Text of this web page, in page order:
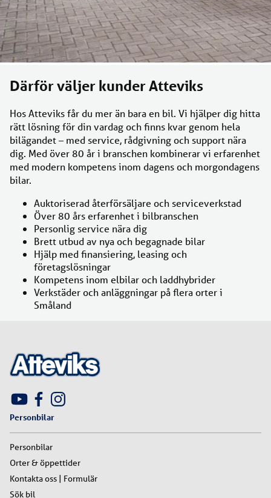
Därför väljer kunder Atteviks
Hos Atteviks får du mer än bara en bil. Vi hjälper dig hitta
rätt lösning för din vardag och finns kvar genom hela
bilägandet – med service, rådgivning och support nära
dig. Med över 80 år i branschen kombinerar vi erfarenhet
med modern kompetens inom dagens och morgondagens
bilar.
Auktoriserad återförsäljare och serviceverkstad
Över 80 års erfarenhet i bilbranschen
Personlig service nära dig
Brett utbud av nya och begagnade bilar
Hjälp med finansiering, leasing och
företagslösningar
Kompetens inom elbilar och laddhybrider
Verkstäder och anläggningar på flera orter i
Småland
Personbilar
Personbilar
Orter & öppettider
Kontakta oss | Formulär
Sök bil